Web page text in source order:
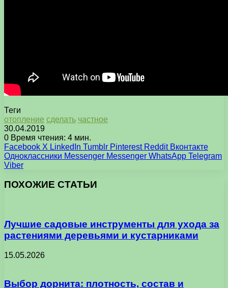
Теги
отопление сделать частное
30.04.2019
0 Время чтения: 4 мин.
Facebook X LinkedIn Tumblr Pinterest Reddit Вконтакте
Одноклассники Messenger Messenger WhatsApp Telegram
Viber
ПОХОЖИЕ СТАТЬИ
Лучшие садовые инструменты для ухода за
растениями деревьями и кустарниками
15.05.2026
Выбор дорнита: плотность, состав и